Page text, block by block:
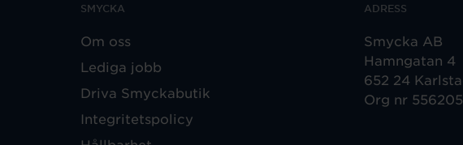
SMYCKA
Om oss
Lediga jobb
Driva Smyckabutik
Integritetspolicy
ADRESS
Smycka AB
Hamngatan 4
652 24
Org nr